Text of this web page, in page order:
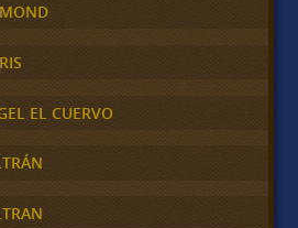
EL CUERVO